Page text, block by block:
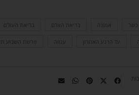
כשר אמונה בריאת האדם בריאת העולם
עד הרגע האחרון ענווה פרשת השבוע